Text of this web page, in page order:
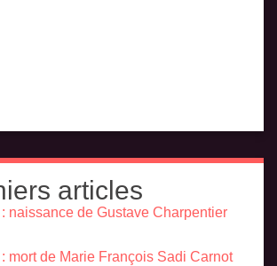
articles
naissance de Gustave Charpentier
mort de Marie François Sadi Carnot